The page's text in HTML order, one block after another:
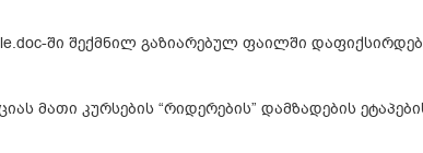
ში შექმნილ გაზიარებულ ფაილში
მათი კურსების “რიდერების” დამზადების